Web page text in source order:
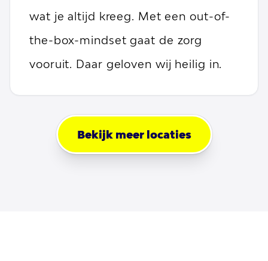
wat je altijd kreeg. Met een out-of-
the-box-mindset gaat de zorg
vooruit. Daar geloven wij heilig in.
Bekijk meer locaties